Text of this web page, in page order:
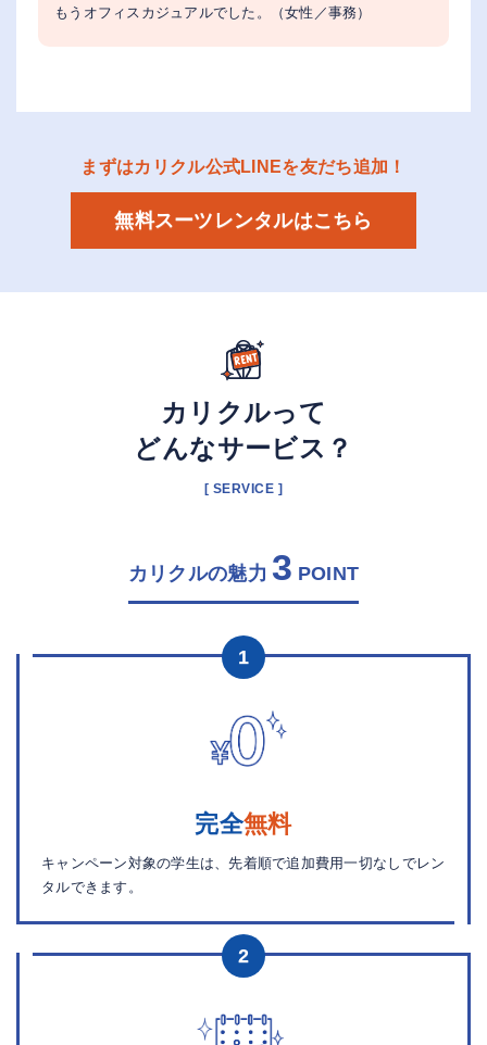
もうオフィスカジュアルでした。（女性／事務）
まずはカリクル公式LINEを友だち追加！
無料スーツレンタルはこちら
カリクルって
どんなサービス？
[ SERVICE ]
カリクルの魅力 3 POINT
1
完全無料
キャンペーン対象の学生は、先着順で追加費用一切なしでレン
タルできます。
2